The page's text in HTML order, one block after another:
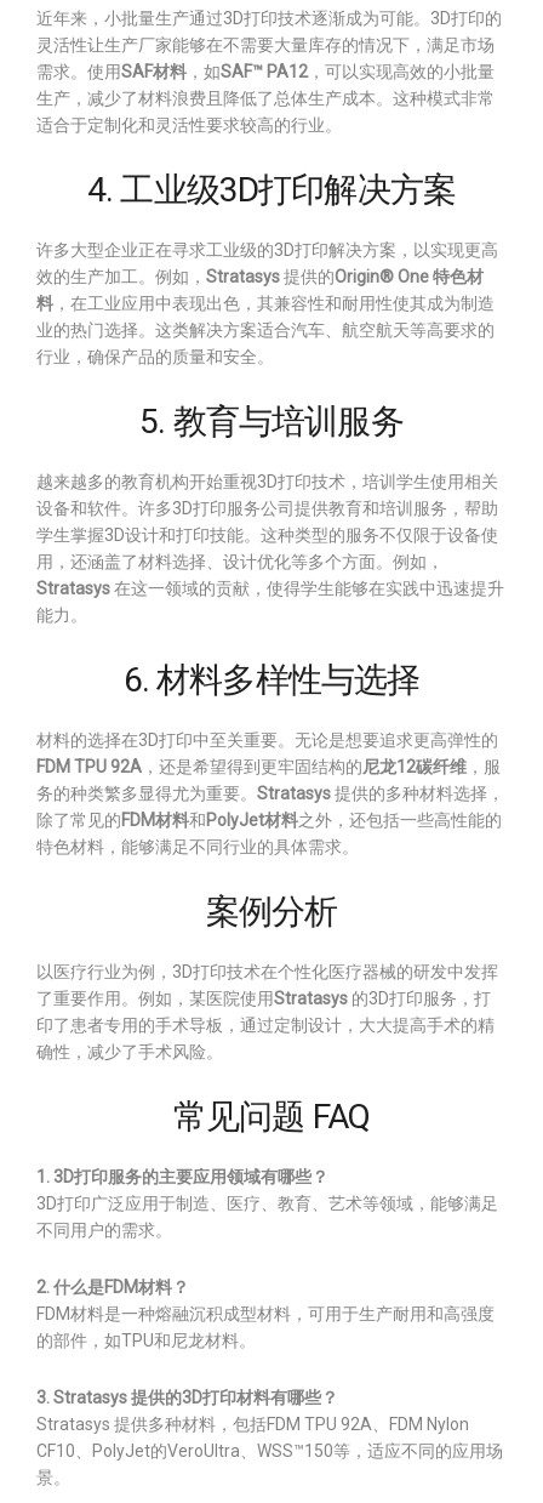
近年来，小批量生产通过3D打印技术逐渐成为可能。3D打印的
灵活性让生产厂家能够在不需要大量库存的情况下，满足市场
需求。使用SAF材料 ，如SAF™ PA12，可以实现高效的小批量
生产，减少了材料浪费且降低了总体生产成本。这种模式非常
适合于定制化和灵活性要求较高的行业。
4. 工业级3D打印解决方案
许多大型企业正在寻求工业级的3D打印解决方案，以实现更高
效的生产加工。例如， Stratasys提供的Origin® One 特色材
料 ，在工业应用中表现出色，其兼容性和耐用性使其成为制造
业的热门选择。这类解决方案适合汽车、航空航天等高要求的
行业，确保产品的质量和安全。
5. 教育与培训服务
越来越多的教育机构开始重视3D打印技术，培训学生使用相关
设备和软件。许多3D打印服务公司提供教育和培训服务，帮助
学生掌握3D设计和打印技能。这种类型的服务不仅限于设备使
用，还涵盖了材料选择、设计优化等多个方面。例如，
Stratasys在这一领域的贡献，使得学生能够在实践中迅速提升
能力。
6. 材料多样性与选择
材料的选择在3D打印中至关重要。无论是想要追求更高弹性的
FDM TPU 92A ，还是希望得到更牢固结构的尼龙12碳纤维 ，服
务的种类繁多显得尤为重要。 Stratasys提供的多种材料选择，
除了常见的FDM材料和PolyJet材料之外，还包括一些高性能的
特色材料，能够满足不同行业的具体需求。
案例分析
以医疗行业为例，3D打印技术在个性化医疗器械的研发中发挥
了重要作用。例如，某医院使用Stratasys 的3D打印服务，打
印了患者专用的手术导板，通过定制设计，大大提高手术的精
确性，减少了手术风险。
常见问题 FAQ
1. 3D打印服务的主要应用领域有哪些？
3D打印广泛应用于制造、医疗、教育、艺术等领域，能够满足
不同用户的需求。
2. 什么是FDM材料？
FDM材料是一种熔融沉积成型材料，可用于生产耐用和高强度
的部件，如TPU和尼龙材料。
3. Stratasys 提供的3D打印材料有哪些？
Stratasys 提供多种材料，包括FDM TPU 92A、FDM Nylon
CF10、PolyJet的VeroUltra、WSS™150等，适应不同的应用场
景。